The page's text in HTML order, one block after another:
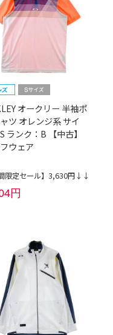
オークリー 半袖ポ
ツ オレンジ系 サイ
ランク：B 【中古】
ウェア
間限定セール】3,630円↓↓
円